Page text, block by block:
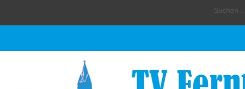
Suchen ...